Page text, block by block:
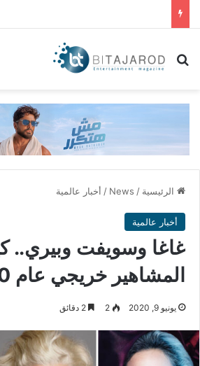
بحث عن
الرئيسية /
News
/ أخبار عالمية
أخبار عالمية
غاغا وسويفت وبيري..
المشاهير خريجي عام 2020؟
يونيو 9, 2020 2